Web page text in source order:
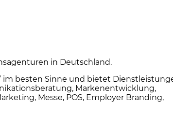
in Deutschland.
im besten Sinne und bietet
Markenentwicklung,
Messe, POS, Employer Branding,